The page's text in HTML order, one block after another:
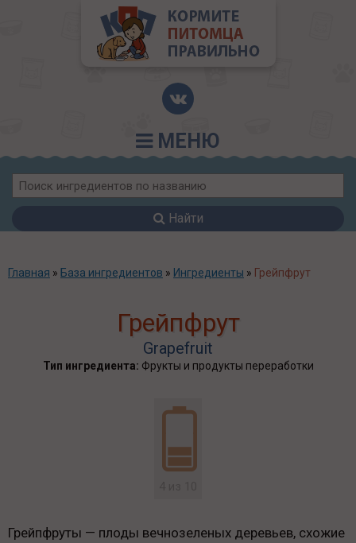
МЕНЮ
Найти
Главная » База ингредиентов » Ингредиенты » Грейпфрут
Грейпфрут
Grapefruit
Тип ингредиента: Фрукты и продукты переработки
Грейпфруты — плоды вечнозеленых деревьев, схожие